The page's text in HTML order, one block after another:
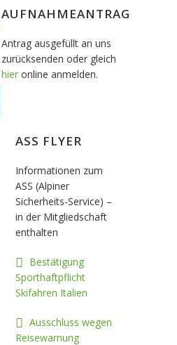
AUFNAHMEANTRAG
Antrag ausgefüllt an uns
zurücksenden oder gleich
hier online anmelden.
ASS FLYER
Informationen zum
ASS (Alpiner
Sicherheits-Service) –
in der Mitgliedschaft
enthalten
Bestätigung
Sporthaftpflicht
Skifahren Italien
Ausschluss wegen
Reisewarnung